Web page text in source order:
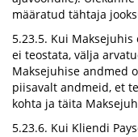
määratud tähtaja
5.23.5. Kui
ei teostata, välja
Maksejuhise andmed
piisavalt andmeid, et
kohta ja täita
5.23.6. Kui Kliendi